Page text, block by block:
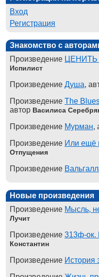
Вход
Регистрация
Знакомство с
Произведение
Испилист
Произведение Душа,
Произведение The
автор Василиса
Произведение Мурман,
Произведение Или ещё
Отпущения
Произведение
Новые произведения
Произведение Мысль,
Лучит
Произведение 313ф-ок.
Константин
Произведение История